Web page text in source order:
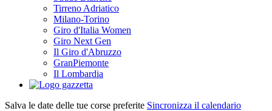
Tirreno Adriatico
Milano-Torino
Giro d'Italia Women
Giro Next Gen
Il Giro d'Abruzzo
GranPiemonte
Il Lombardia
Salva le date delle tue corse preferite Sincronizza il calendario